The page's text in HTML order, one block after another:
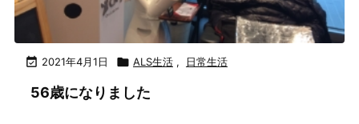
 2021年4月1日  ALS生活 , 日常生活
56歳になりました